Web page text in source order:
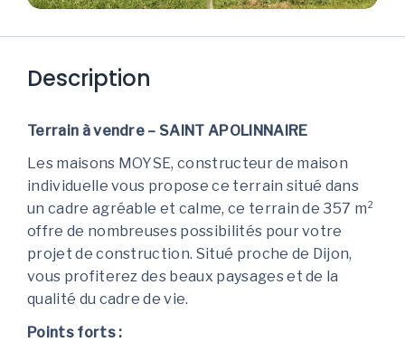
Description
Terrain à vendre – SAINT APOLINNAIRE
Les maisons MOYSE, constructeur de maison
individuelle vous propose ce terrain situé dans
un cadre agréable et calme, ce terrain de 357 m²
offre de nombreuses possibilités pour votre
projet de construction. Situé proche de Dijon,
vous profiterez des beaux paysages et de la
qualité du cadre de vie.
Points forts :